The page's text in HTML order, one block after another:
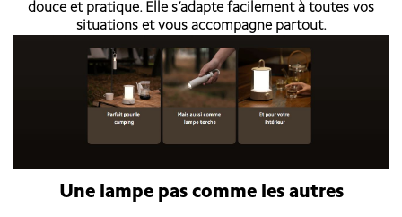
douce et pratique. Elle s’adapte facilement à toutes vos
situations et vous accompagne partout.
Une lampe pas comme les autres